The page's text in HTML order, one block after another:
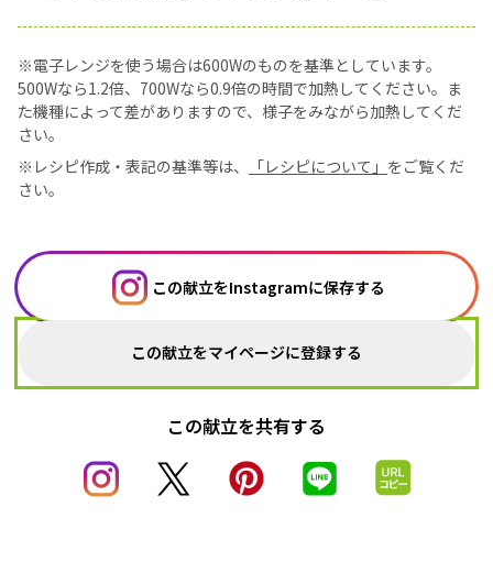
※電子レンジを使う場合は600Wのものを基準としています。
500Wなら1.2倍、700Wなら0.9倍の時間で加熱してください。ま
た機種によって差がありますので、様子をみながら加熱してくだ
さい。
※レシピ作成・表記の基準等は、
「レシピについて」 をご覧くだ
さい。
この献立をInstagramに保存する
この献立をマイページに登録する
この献立を共有する